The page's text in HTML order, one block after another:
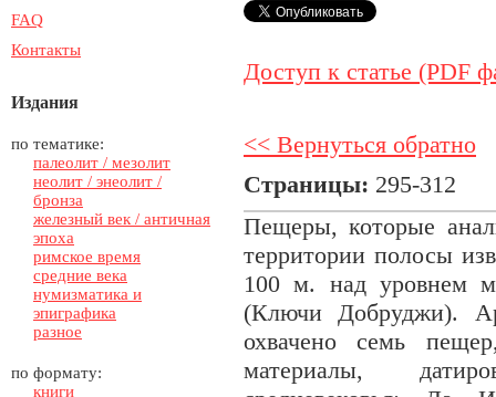
FAQ
Контакты
Издания
по тематике:
палеолит / мезолит
неолит / энеолит /
бронза
железный век / античная
эпоха
римское время
средние века
нумизматика и
эпиграфика
разное
по формату:
книги
Доступ к статье (PDF
<< Вернуться обратно
Страницы: 295-312
Пещеры, которые
территории полосы
100 м. над уровнем
(Ключи Добруджи).
охвачено семь
материалы,